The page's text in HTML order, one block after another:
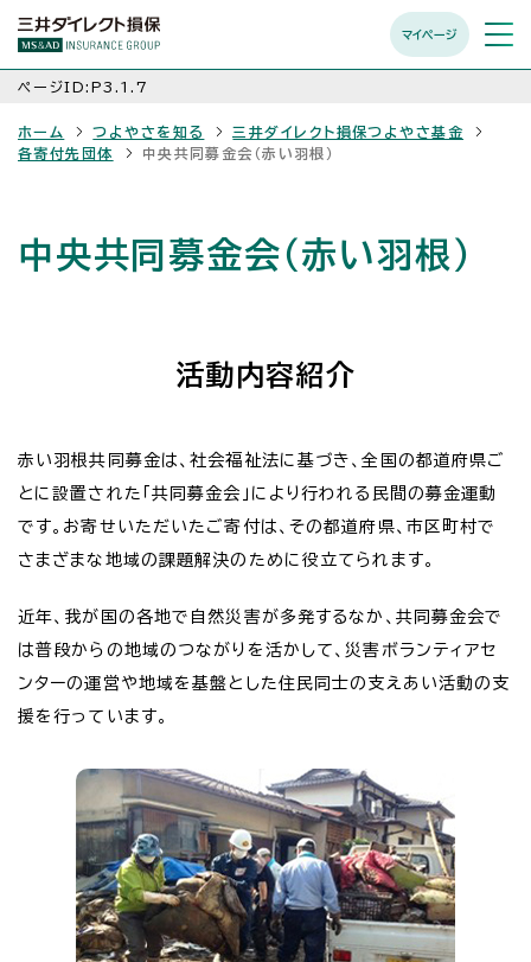
マイページ
メニュ
開く
ページID:P3.1.7
ホーム つよやさを知る
三井ダイレクト損保つよやさ基金
各寄付先団体
中央共同募金会（赤い羽根）
中央共同募金会（赤い羽根）
活動内容紹介
赤い羽根共同募金は、社会福祉法に基づき、全国の都道府県ご
とに設置された「共同募金会」により行われる民間の募金運動
です。お寄せいただいたご寄付は、その都道府県、市区町村で
さまざまな地域の課題解決のために役立てられます。
近年、我が国の各地で自然災害が多発するなか、共同募金会で
は普段からの地域のつながりを活かして、災害ボランティアセ
ンターの運営や地域を基盤とした住民同士の支えあい活動の支
援を行っています。